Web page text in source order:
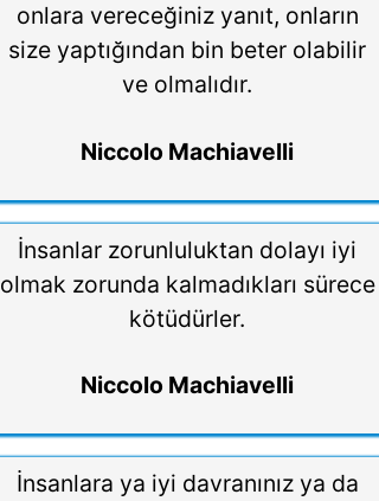
onlara vereceğiniz yanıt, onların
size yaptığından bin beter olabilir
ve olmalıdır.
Niccolo Machiavelli
İnsanlar zorunluluktan dolayı iyi
olmak zorunda kalmadıkları sürece
kötüdürler.
Niccolo Machiavelli
İnsanlara ya iyi davranınız ya da